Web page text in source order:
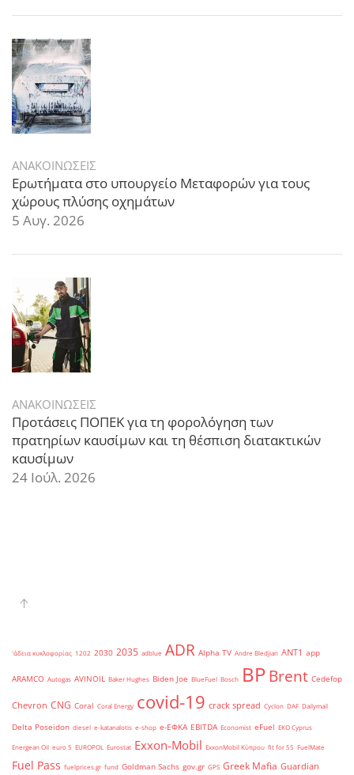
ΑΝΑΚΟΙΝΩΣΕΙΣ
Ερωτήματα στο υπουργείο Μεταφορών για τους
χώρους πλύσης οχημάτων
5 Αυγ. 2026
ΑΝΑΚΟΙΝΩΣΕΙΣ
Προτάσεις ΠΟΠΕΚ για τη φορολόγηση των
πρατηρίων καυσίμων και τη θέσπιση διατακτικών
καυσίμων
24 Ιούλ. 2026
'άδεια κυκλοφορίας 1202 2030 2035 adblue ADR Alpha TV Andre Bledjian ANT1 app
ARAMCO Autogas AVINOIL Baker Hughes Biden Joe BlueFuel Bosch BPBrent Cedefop
Chevron CNG Coral Coral Energy covid-19 crack spread Cyclon DAF Dailymail
Delta Poseidon diesel e-katanalotis e-shop e-ΕΦΚΑ EBITDA Economist eFuel EKO Cyprus
Energean Oil euro 5 EUROPOL Eurostat Exxon-Mobil ExxonMobil Κύπρου fit for 55 FuelMate
Fuel Pass fuelprices.gr fund Goldman Sachs gov.gr GPS Greek Mafia Guardian